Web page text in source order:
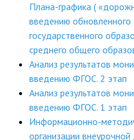
Плана-графика (
введению обновленного
государственного
среднего общего
Анализ результатов
введению ФГОС. 2 этап
Анализ результатов
введению ФГОС. 1 этап
Информационно-
организации